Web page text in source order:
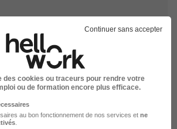
HLMou àVoiron
Emploi Voiron Entreprise Voiron
Continuer sans accepter
des cookies ou traceurs pour rendre votre
ou de formation encore plus efficace.
au bon fonctionnement de nos services et ne